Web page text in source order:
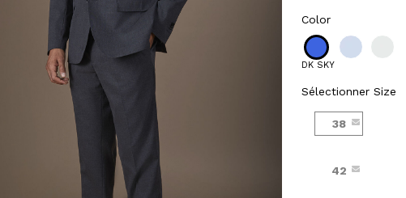
Color
DK SKY
Sélectionner Size
38
42